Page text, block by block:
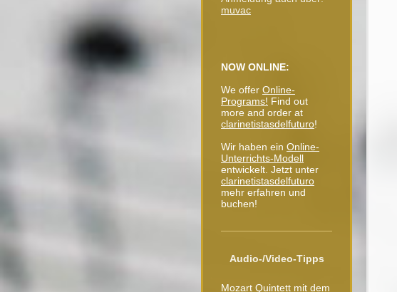
muvac
NOW ONLINE:
We offer Online-
Programs! Find out
more and order at
clarinetistasdelfuturo!
Wir haben ein Online-
Unterrichts-Modell
entwickelt. Jetzt unter
clarinetistasdelfuturo
mehr erfahren und
buchen!
Audio-/Video-Tipps
Mozart Quintett mit dem